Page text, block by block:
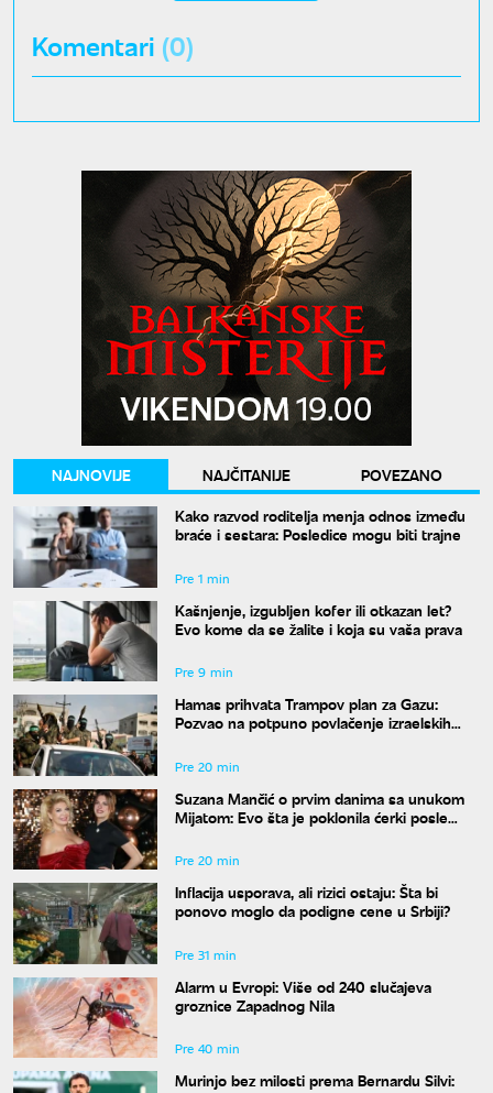
Komentari (0)
NAJNOVIJE NAJČITANIJE
POVEZANO
Kako razvod roditelja menja odnos između
braće i sestara: Posledice mogu biti trajne
Pre 1 min
Kašnjenje, izgubljen kofer ili otkazan let?
Evo kome da se žalite i koja su vaša prava
Pre 9 min
Hamas prihvata Trampov plan za Gazu:
Pozvao na potpuno povlačenje izraelskih
Pre 20 min
Suzana Mančić o prvim danima sa unukom
Mijatom: Evo šta je poklonila ćerki posle
Pre 20 min
Inflacija usporava, ali rizici ostaju: Šta bi
ponovo moglo da podigne cene u Srbiji?
Pre 31 min
Alarm u Evropi: Više od 240 slučajeva
groznice Zapadnog Nila
Pre 40 min
Murinjo bez milosti prema Bernardu Silvi: